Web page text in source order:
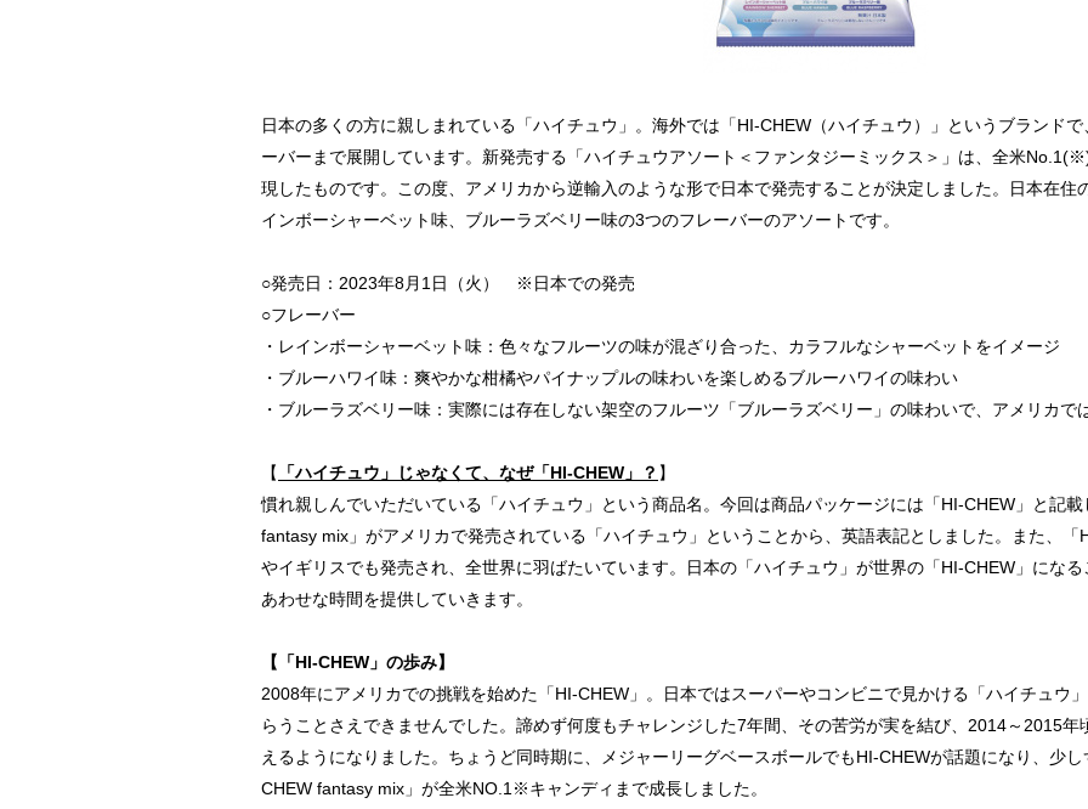
日本の多くの方に親しまれている「ハイチュウ」。海外では「HI-CHEW（ハイチュウ）」というブランド
ーバーまで展開しています。新発売する「ハイチュウアソート＜ファンタジーミックス＞」は、全米
現したものです。この度、アメリカから逆輸入のような形で日本で発売することが決定しました。日本在住
インボーシャーベット味、ブルーラズベリー味の3つのフレーバーのアソートです。
○発売日：2023年8月1日（火） ※日本での発売
○フレーバー
・レインボーシャーベット味：色々なフルーツの味が混ざり合った、カラフルなシャーベットをイメージ
・ブルーハワイ味：爽やかな柑橘やパイナップルの味わいを楽しめるブルーハワイの味わい
・ブルーラズベリー味：実際には存在しない架空のフルーツ「ブルーラズベリー」の味わいで、アメリカで
【 「ハイチュウ」じゃなくて、なぜ「HI-CHEW」？ 】
慣れ親しんでいただいている「ハイチュウ」という商品名。今回は商品パッケージには「HI-CHEW」と記
fantasy mix」がアメリカで発売されている「ハイチュウ」ということから、英語表記としました。また、
やイギリスでも発売され、全世界に羽ばたいています。日本の「ハイチュウ」が世界の「HI-CHEW」にな
あわせな時間を提供していきます。
【「HI-CHEW」の歩み】
2008年にアメリカでの挑戦を始めた「HI-CHEW」。日本ではスーパーやコンビニで見かける「ハイチュウ
らうことさえできませんでした。諦めず何度もチャレンジした7年間、その苦労が実を結び、2014～2015
えるようになりました。ちょうど同時期に、メジャーリーグベースボールでもHI-CHEWが話題になり、少
CHEW fantasy mix」が全米NO.1※キャンディまで成長しました。